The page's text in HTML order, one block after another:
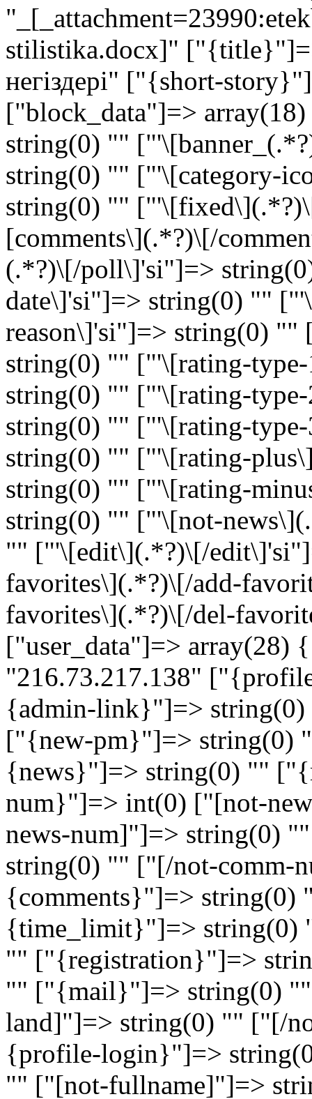
stilistika.docx]"
негіздері" ["{short-
["block_data"]=>
string(0) ""
string(0) "" ["'\[category-
string(0) ""
[comments\](.*?)\[/
(.*?)\[/poll\]'si"]=>
date\]'si"]=> string(0) ""
reason\]'si"]=> string(0)
string(0) "" ["'\[rating-
string(0) "" ["'\[rating-
string(0) "" ["'\[rating-
string(0) "" ["'\[rating-
string(0) "" ["'\[rating-
string(0) "" ["'\[not-
"" ["'\[edit\](.*?)\[/
favorites\](.*?)\[/add-
favorites\](.*?)\[/del-
["user_data"]=>
"216.73.217.138"
{admin-link}"]=>
["{new-pm}"]=>
{news}"]=> string(0) ""
num}"]=> int(0) ["[not-
news-num]"]=> string(0)
string(0) "" ["[/not-comm-
{comments}"]=>
{time_limit}"]=> string(0)
"" ["{registration}"]=>
"" ["{mail}"]=> string(0)
land]"]=> string(0) "" ["[/
{profile-login}"]=>
"" ["[not-fullname]"]=>